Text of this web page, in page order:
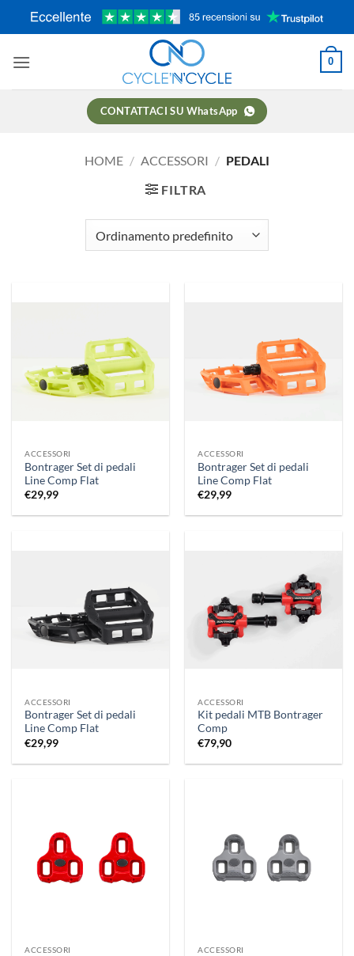
0
CONTATTACI SU WhatsApp
HOME / ACCESSORI / PEDALI
FILTRA
ACCESSORI
Bontrager Set di pedali
Line Comp Flat
€29,99
ACCESSORI
Bontrager Set di pedali
Line Comp Flat
€29,99
ACCESSORI
Bontrager Set di pedali
Line Comp Flat
€29,99
ACCESSORI
Kit pedali MTB Bontrager
Comp
€79,90
ACCESSORI ACCESSORI